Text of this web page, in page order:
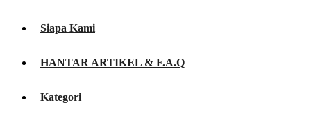
Siapa Kami
HANTAR ARTIKEL & F.A.Q
Kategori